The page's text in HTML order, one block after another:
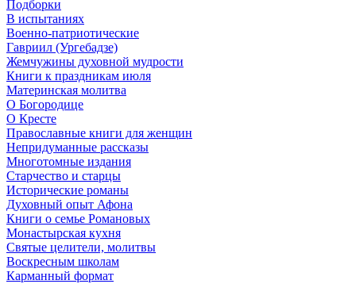
Подборки
В испытаниях
Военно-патриотические
Гавриил (Ургебадзе)
Жемчужины духовной мудрости
Книги к праздникам июля
Материнская молитва
О Богородице
О Кресте
Православные книги для женщин
Непридуманные рассказы
Многотомные издания
Старчество и старцы
Исторические романы
Духовный опыт Афона
Книги о семье Романовых
Монастырская кухня
Святые целители, молитвы
Воскресным школам
Карманный формат